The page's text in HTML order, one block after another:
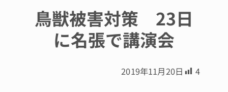
鳥獣被害対策 23日
に名張で講演会
2019年11月20日 4